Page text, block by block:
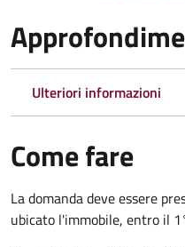
Ulteriori informazioni
Come fare
La domanda deve essere
ubicato l'immobile, entro il